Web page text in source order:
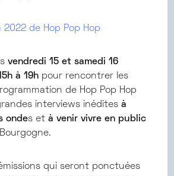
2022 de Hop Pop Hop
vendredi 15 et samedi 16
à 19h pour rencontrer les
de Hop Pop Hop
interviews inéditesà
ondes età venir vivre en public
qui seront ponctuées